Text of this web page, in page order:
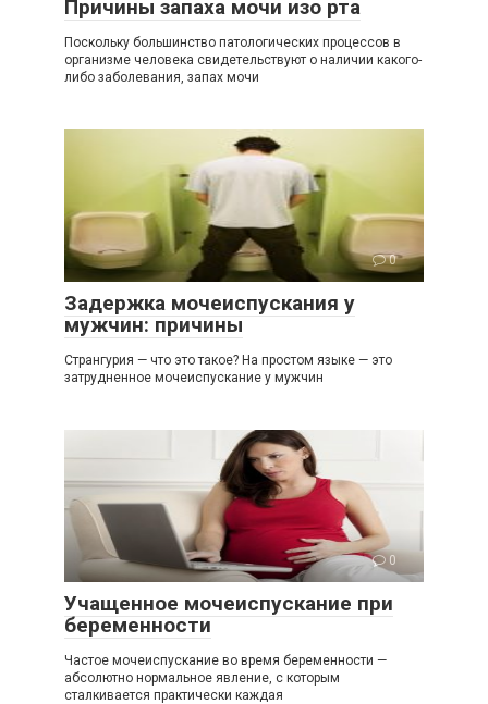
Причины запаха мочи изо рта
Поскольку большинство патологических процессов в
организме человека свидетельствуют о наличии какого-
либо заболевания, запах мочи
0
Задержка мочеиспускания у
мужчин: причины
Странгурия — что это такое? На простом языке — это
затрудненное мочеиспускание у мужчин
0
Учащенное мочеиспускание при
беременности
Частое мочеиспускание во время беременности —
абсолютно нормальное явление, с которым
сталкивается практически каждая